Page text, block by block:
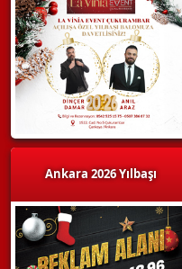
Ankara 2026 Yılbaşı